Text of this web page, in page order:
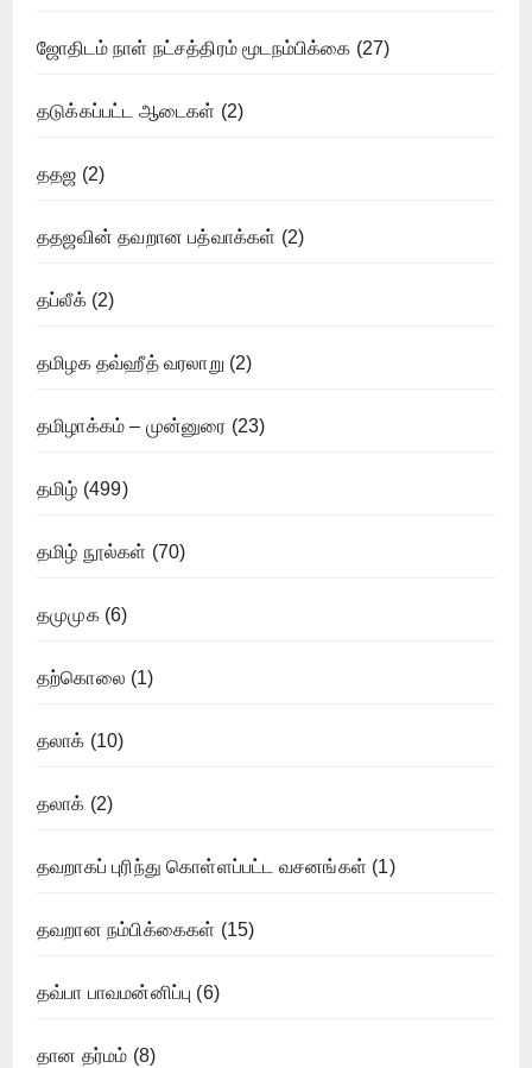
ஜோதிடம் நாள் நட்சத்திரம் மூடநம்பிக்கை (27)
தடுக்கப்பட்ட ஆடைகள் (2)
ததஜ (2)
ததஜவின் தவறான பத்வாக்கள் (2)
தப்லீக்(2)
தமிழக தவ்ஹீத் வரலாறு (2)
தமிழாக்கம் – முன்னுரை (23)
தமிழ் (499)
தமிழ் நூல்கள் (70)
தமுமுக(6)
தற்கொலை (1)
தலாக் (10)
தலாக் (2)
தவறாகப் புரிந்து கொள்ளப்பட்ட வசனங்கள் (1)
தவறான நம்பிக்கைகள் (15)
தவ்பா பாவமன்னிப்பு (6)
தான தர்மம் (8)